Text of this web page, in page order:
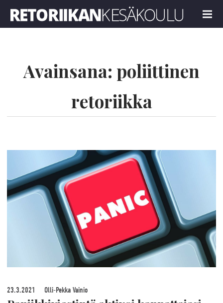
MENU
Avainsana: poliittinen
retoriikka
23.3.2021 Olli-Pekka Vainio